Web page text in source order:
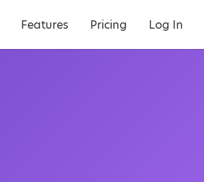
Features Pricing Log In